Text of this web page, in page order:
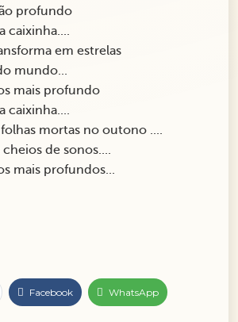
profundo
caixinha....
em estrelas
mundo...
mais profundo
caixinha....
mortas no outono ....
cheios de sonos....
mais profundos...
Facebook WhatsApp